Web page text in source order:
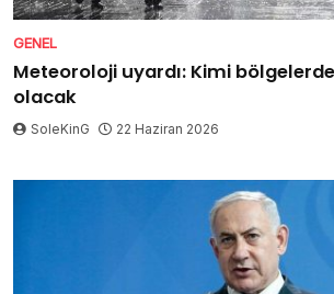
GENEL
Meteoroloji uyardı: Kimi
olacak
SoleKinG 22 Haziran 2026